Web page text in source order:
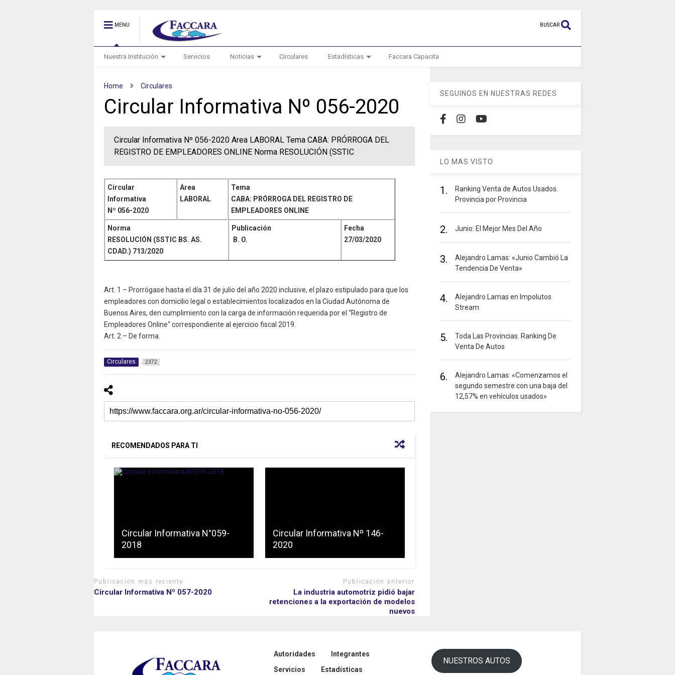
MENU BUSCAR
Nuestra Institución Servicios Noticias Circulares Estadísticas Faccara Capacita
Home Circulares
Circular Informativa Nº 056-2020
Circular Informativa Nº 056-2020 Area LABORAL Tema CABA: PRÓRROGA DEL
REGISTRO DE EMPLEADORES ONLINE Norma RESOLUCIÓN (SSTIC
Circular
Informativa
Nº 056-2020
Area
LABORAL
Tema
CABA: PRÓRROGA DEL REGISTRO DE
EMPLEADORES ONLINE
Norma
RESOLUCIÓN (SSTIC BS. AS.
CDAD.) 713/2020
Publicación
B. O.
Fecha
27/03/2020
Art. 1 – Prorrógase hasta el día 31 de julio del año 2020 inclusive, el plazo estipulado para que los
empleadores con domicilio legal o establecimientos localizados en la Ciudad Autónoma de
Buenos Aires, den cumplimiento con la carga de información requerida por el “Registro de
Empleadores Online“ correspondiente al ejercicio fiscal 2019.
Art. 2 – De forma.
Circulares 2372
RECOMENDADOS PARA TI
Circular Informativa N°059-
2018
Circular Informativa Nº 146-
2020
Publicación más reciente
Circular Informativa Nº 057-2020
Publicación anterior
La industria automotriz pidió bajar
retenciones a la exportación de modelos
nuevos
SEGUINOS EN NUESTRAS REDES
LO MAS VISTO
1.
Ranking Venta de Autos Usados.
Provincia por Provincia
2. Junio: El Mejor Mes Del Año
3.
Alejandro Lamas: «Junio Cambió La
Tendencia De Venta»
4.
Alejandro Lamas en Impolutos
Stream
5.
Toda Las Provincias. Ranking De
Venta De Autos
6.
Alejandro Lamas: «Comenzamos el
segundo semestre con una baja del
12,57% en vehículos usados»
Autoridades
Integrantes
Servicios
Estadísticas
NUESTROS AUTOS